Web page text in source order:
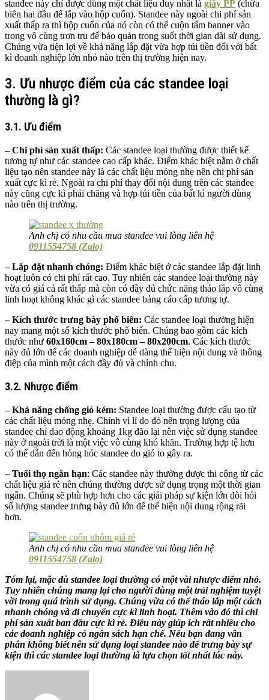
standee này chỉ được dùng một chất liệu duy nhất là giấy PP (chừa
biên hai đầu để lắp vào hộp cuốn). Standee này ngoài chi phí sản
xuất thấp ra thì hộp cuốn của nó còn có thể cuộn tấm banner vào
trong vô cùng trơn tru để bảo quản trong suốt thời gian dài sử dụng.
Chúng vừa tiện lợi về khả năng lắp đặt vừa hợp túi tiền đối với bất
kì doanh nghiệp lớn nhỏ nào trên thị trường hiện nay.
3. Ưu nhược điểm của các standee loại
thường là gì?
3.1. Ưu điểm
– Chi phí sản xuất thấp: Các standee loại thường được thiết kế
tương tự như các standee cao cấp khác. Điểm khác biệt nằm ở chất
liệu tạo nên standee này là các chất liệu mỏng nhẹ nên chi phí sản
xuất cực kì rẻ. Ngoài ra chi phí thay đổi nội dung trên các standee
này cũng cực kì phải chăng và hợp túi tiền của bất kì người dùng
nào trên thị trường.
Anh chị có nhu cầu mua standee vui lòng liên hệ
0911554758 (Zalo)
– Lắp đặt nhanh chóng: Điểm khác biệt ở các standee lắp đặt linh
hoạt luôn có chi phí rất cao. Tuy nhiên các standee loại thường này
vừa có giá cả rất thấp mà còn có đầy đủ chức năng tháo lắp vô cùng
linh hoạt không khác gì các standee bảng cáo cấp tương tự.
– Kích thước trưng bày phổ biến: Các standee loại thường hiện
nay mang một số kích thước phổ biến. Chúng bao gồm các kích
thước như 60x160cm – 80x180cm – 80x200cm. Các kích thước
này đủ lớn để các doanh nghiệp dễ dàng thể hiện nội dung và thông
điệp của mình một cách đầy đủ và chỉnh chu.
3.2. Nhược điểm
– Khả năng chống gió kém: Standee loại thường được cấu tạo từ
các chất liệu mỏng nhẹ. Chính vì lí do đó nên trọng lượng của
standee chỉ dao động khoảng 1kg đão lại nên việc sử dụng standee
này ở ngoài trời là một việc vô cùng khó khăn. Trường hợp tệ hơn
có thể dẫn đến hỏng hóc standee do gió to gây ra.
– Tuổi thọ ngắn hạn: Các standee này thường được thi công từ các
chất liệu giá rẻ nên chúng thường được sử dụng trọng một thời gian
ngắn. Chúng sẽ phù hợp hơn cho các giải pháp sự kiện lớn đòi hỏi
số lượng standee trưng bày đủ lớn để thể hiện nội dung rộng rãi
hơn.
Anh chị có nhu cầu mua standee vui lòng liên hệ
0911554758 (Zalo)
Tóm lại, mặc dù standee loại thường có một vài nhược điểm nhỏ.
Tuy nhiên chúng mang lại cho người dùng một trải nghiệm tuyệt
vời trong quá trình sử dụng. Chúng vừa có thể tháo lắp một cách
nhanh chóng và di chuyển cực kì linh hoạt. Thêm vào đó thì chi
phí sản xuất ban đầu cực kì rẻ. Điều này giúp ích rất nhiều cho
các doanh nghiệp có ngân sách hạn chế. Nếu bạn đang vân
phân không biết nên sử dụng loại standee nào để trưng bày sự
kiện thì các standee loại thường là lựa chọn tốt nhất lúc này.